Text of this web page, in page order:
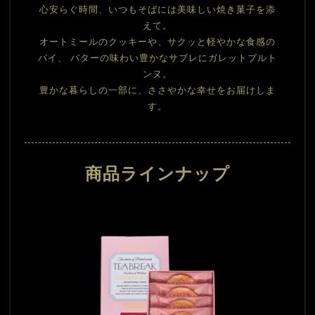
心安らぐ時間、いつもそばには美味しい焼き菓子を添
えて。
オートミールのクッキーや、サクッと軽やかな食感の
パイ、
バターの味わい豊かなサブレにガレットブルト
ンヌ。
豊かな暮らしの一部に、ささやかな幸せをお届けしま
す。
商品ラインナップ